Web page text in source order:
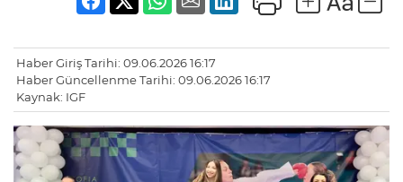
Haber Giriş Tarihi: 09.06.2026 16:17
Haber Güncellenme Tarihi: 09.06.2026 16:17
Kaynak: IGF